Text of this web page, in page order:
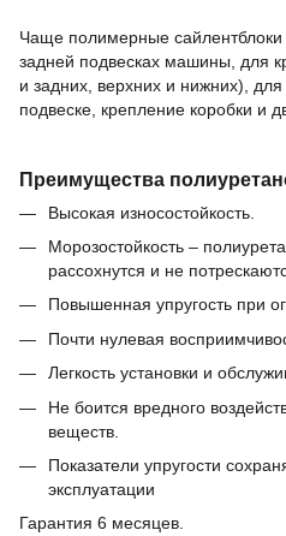
Чаще полимерные сайлентблоки
задней подвесках машины,
для
и задних, верхних и нижних),
для
подвеске, крепление коробки и
Преимущества
Высокая износостойкость.
Морозостойкость –
рассохнутся и не
Повышенная упругость при
Почти нулевая
Легкость установки и
Не боится вредного
веществ.
Показатели упругости
эксплуатации
Гарантия 6 месяцев.